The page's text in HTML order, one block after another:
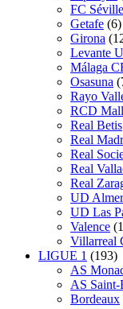
FC Séville
Getafe (6)
Girona
Levante
Málaga
Osasuna
Rayo
RCD
Real Betis
Real
Real
Real
Real
UD
UD Las
Valence
Villarreal
LIGUE 1 (193)
AS
AS Saint-
Bordeaux